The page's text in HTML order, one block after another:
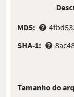
MD5:
SHA-1:
Tamanho do